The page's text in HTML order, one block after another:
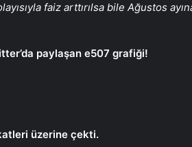
faiz arttırılsa bile Ağustos
paylaşan e507 grafiği!
üzerine çekti.